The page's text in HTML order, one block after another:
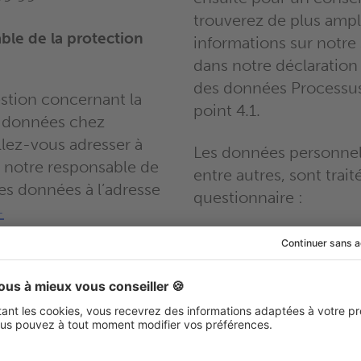
de la protection
concernant la
chez
vous adresser à
responsable de
données à l’adresse
notre
la protection des
à l’adresse
Veuillez adresser
trouverez de plus
informations sur notre
dans notre
des données
point 4.1.
Les données
entre autres, sont
questionnaire :
Âge
moins de 55 ans)
Sexe